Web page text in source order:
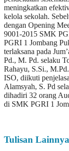
meningkatkan
kelola sekolah.
dengan Opening
9001-2015 SMK
PGRI 1 Jombang
terlaksana pada
Pd., M. Pd. selaku
Rahayu, S.Si.,
ISO, diikuti
Alamsyah, S. Pd
dihadiri 32 orang
di SMK PGRI 1
Tulisan Lainnya